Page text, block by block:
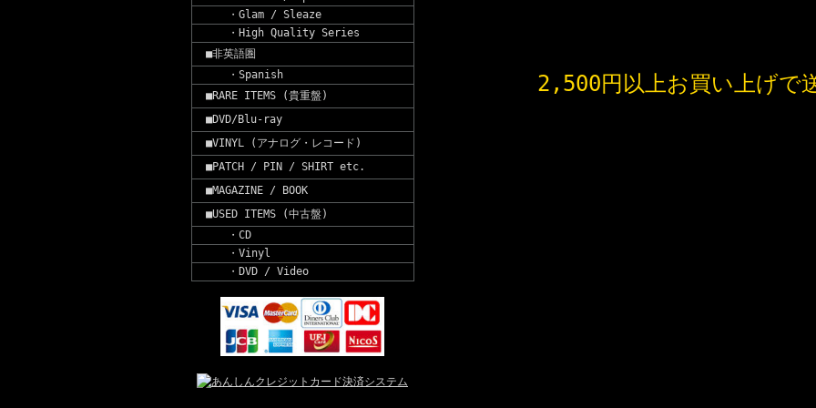
・Glam / Sleaze
・High Quality Series
■非英語圏
・Spanish
■RARE ITEMS (貴重盤)
■DVD/Blu-ray
■VINYL (アナログ・レコード)
■PATCH / PIN / SHIRT etc.
■MAGAZINE / BOOK
■USED ITEMS (中古盤)
・CD
・Vinyl
・DVD / Video
2,500円以上お買い上げで